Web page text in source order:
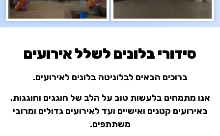
סידורי בלונים לשלל אירועים
ברוכים הבאים לבלוניטה בלונים לאירועים.
אנו מתמחים בלעשות טוב על הלב של חוגגים וחוגגות,
באירועים קטנים ואישיים ועד לאירועים גדולים ומרובי
משתתפים.